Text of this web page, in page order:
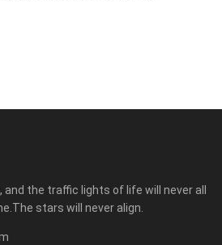
the traffic lights of life will never all
stars will never align.